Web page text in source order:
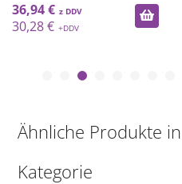
36,94 €
30,28 €
Ähnliche Produkte
Kategorie